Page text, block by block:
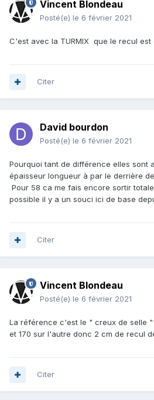
Vincent Blondeau
Posté(e) le 6 février 2021
C'est avec la TURMIX que le recul est
Citer
David bourdon
Posté(e) le 6 février 2021
Pourquoi tant de différence elles sont
épaisseur longueur à par le derrière
Pour 58 ca me fais encore sortir
possible il y a un souci ici de base
Citer
Vincent Blondeau
Posté(e) le 6 février 2021
La référence c'est le " creux de selle "
et 170 sur l'autre donc 2 cm de recul
Citer